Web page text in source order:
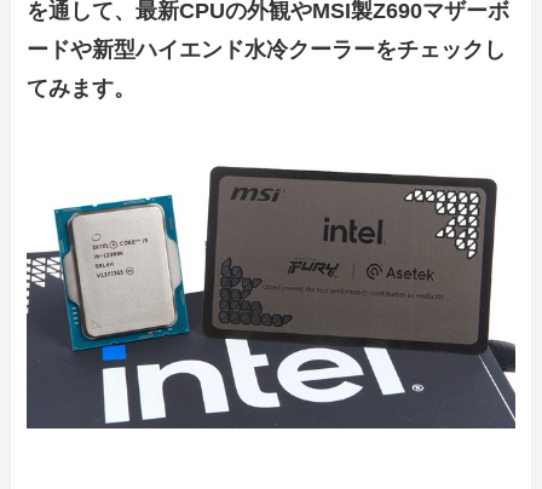
を通して、最新CPUの外観やMSI製Z690マザーボ
ードや新型ハイエンド水冷クーラーをチェックし
てみます。